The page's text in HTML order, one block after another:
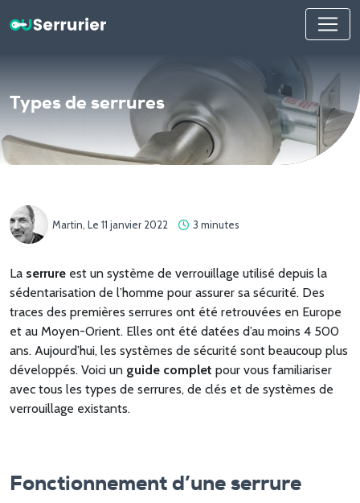
Types de serrures
Martin, Le 11 janvier 2022 3 minutes
La serrure est un système de verrouillage utilisé depuis la
sédentarisation de l’homme pour assurer sa sécurité. Des
traces des premières serrures ont été retrouvées en Europe
et au Moyen-Orient. Elles ont été datées d’au moins 4 500
ans. Aujourd’hui, les systèmes de sécurité sont beaucoup plus
développés. Voici un guide complet pour vous familiariser
avec tous les types de serrures, de clés et de systèmes de
verrouillage existants.
Fonctionnement d’une serrure